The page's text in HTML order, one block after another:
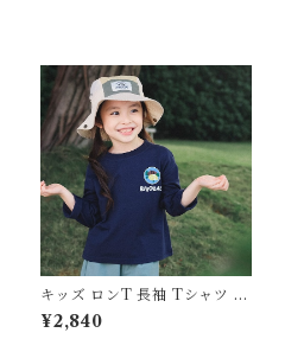
キッズ ロンT 長袖 Tシャツ 速
乾 通気性 トップス 男の子 女
の子 子供服 スポーツ アウトド
¥2,840